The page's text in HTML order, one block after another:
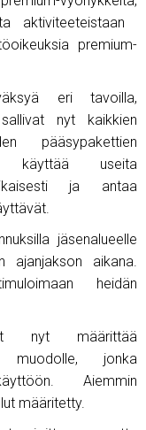
aktiviteeteistaan
premium-
eri tavoilla,
nyt kaikkien
pääsypakettien
käyttää useita
ja antaa
jäsenalueelle
ajanjakson aikana.
heidän
nyt määrittää
muodolle, jonka
Aiemmin
määritetty.